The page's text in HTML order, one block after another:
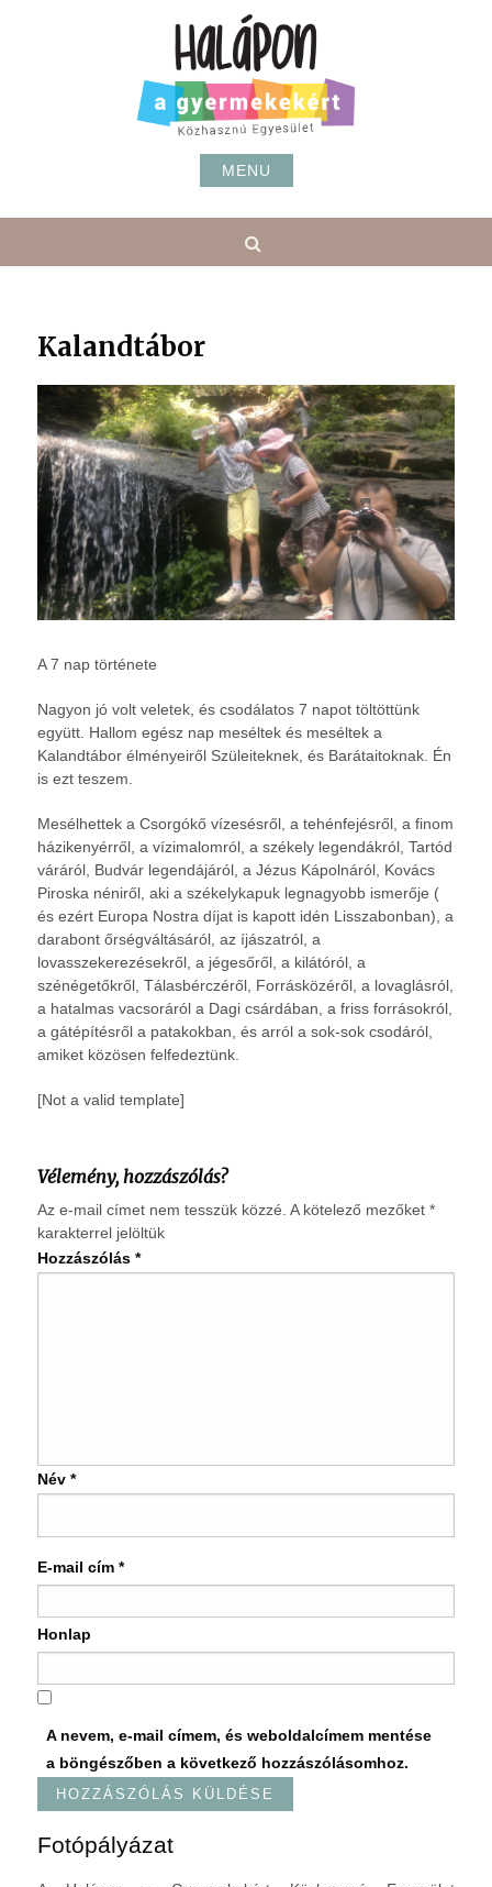
MENU
Kalandtábor
A 7 nap története
Nagyon jó volt veletek, és csodálatos 7 napot töltöttünk
együtt. Hallom egész nap meséltek és meséltek a
Kalandtábor élményeiről Szüleiteknek, és Barátaitoknak. Én
is ezt teszem.
Mesélhettek a Csorgókő vízesésről, a tehénfejésről, a finom
házikenyérről, a vízimalomról, a székely legendákról, Tartód
váráról, Budvár legendájáról, a Jézus Kápolnáról, Kovács
Piroska néniről, aki a székelykapuk legnagyobb ismerője (
és ezért Europa Nostra díjat is kapott idén Lisszabonban), a
darabont őrségváltásáról, az íjászatról, a
lovasszekerezésekről, a jégesőről, a kilátóról, a
szénégetőkről, Tálasbérczéről, Forrásközéről, a lovaglásról,
a hatalmas vacsoráról a Dagi csárdában, a friss forrásokról,
a gátépítésről a patakokban, és arról a sok-sok csodáról,
amiket közösen felfedeztünk.
[Not a valid template]
Vélemény, hozzászólás?
Az e-mail címet nem tesszük közzé. A kötelező mezőket *
karakterrel jelöltük
Hozzászólás *
Név *
E-mail cím *
Honlap
A nevem, e-mail címem, és weboldalcímem mentése
a böngészőben a következő hozzászólásomhoz.
Fotópályázat